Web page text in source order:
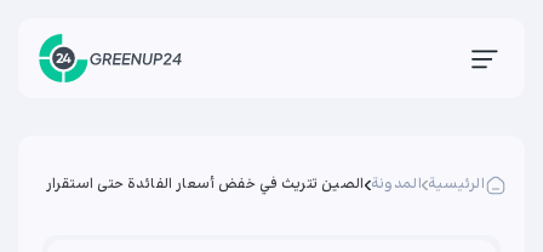
الرئيسية المدونة الصين تتريث في خفض أسعار الفائدة حتى استقرار